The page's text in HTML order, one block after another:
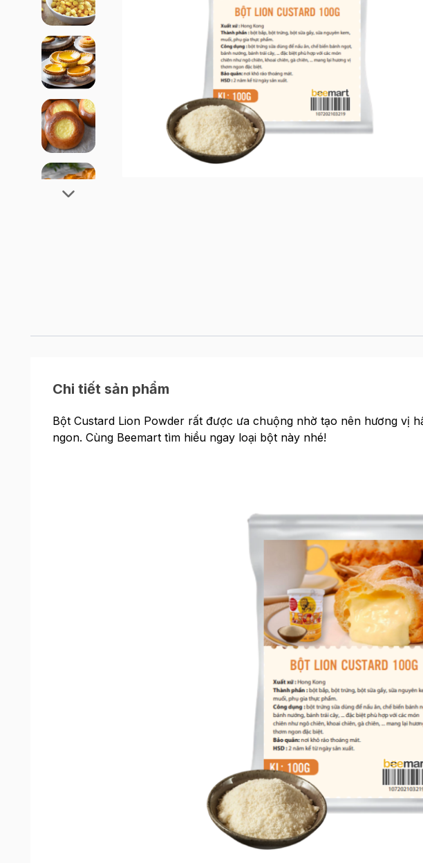
Chi tiết sản phẩm
Bột Custard Lion Powder rất được ưa chuộng nhờ tạo nên hương vị
ngon. Cùng Beemart tìm hiều ngay loại bột này nhé!